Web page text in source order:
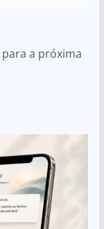
a próxima